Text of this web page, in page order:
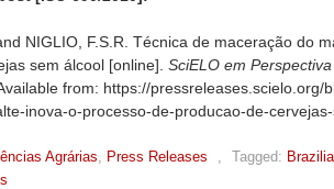
NIGLIO, F.S.R. Técnica de maceração do
sem álcool [online]. SciELO em
from: https://pressreleases.scielo.org/
inova-o-processo-de-producao-de-
Agrárias Press Releases Tagged: